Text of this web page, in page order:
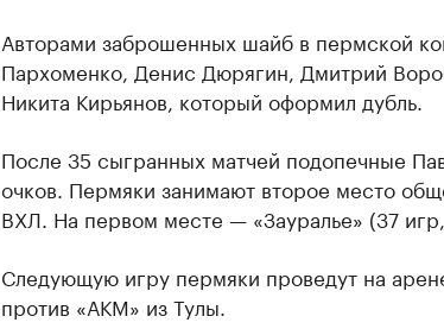
Авторами заброшенных шайб в пермской
Пархоменко, Денис Дюрягин, Дмитрий
Никита Кирьянов, который оформил дубль.
После 35 сыгранных матчей подопечные
очков. Пермяки занимают второе место
ВХЛ. На первом месте — «Зауралье» (37
Следующую игру пермяки проведут на
против «АКМ» из Тулы.